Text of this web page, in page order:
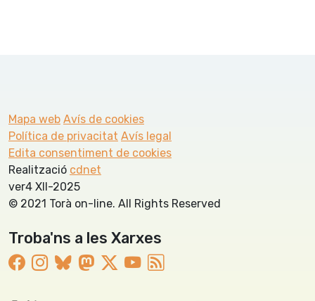
Mapa web Avís de cookies
Política de privacitat Avís legal
Edita consentiment de cookies
Realització cdnet
ver4 XII-2025
© 2021 Torà on-line. All Rights Reserved
Troba'ns a les Xarxes